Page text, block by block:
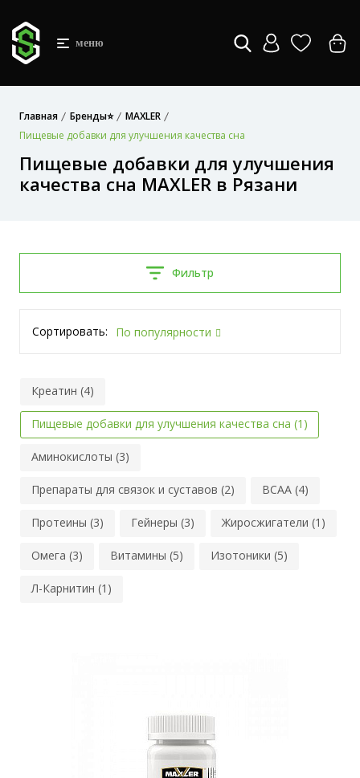
меню
Главная Бренды⭐
MAXLER
Пищевые добавки для улучшения качества сна
Пищевые добавки для улучшения
качества сна MAXLER в Рязани
Фильтр
Сортировать: По популярности
Креатин (4)
Пищевые добавки для улучшения качества сна (1)
Аминокислоты (3)
Препараты для связок и суставов (2) BCAA (4)
Протеины (3) Гейнеры (3) Жиросжигатели (1)
Омега (3) Витамины (5) Изотоники (5)
Л-Карнитин (1)